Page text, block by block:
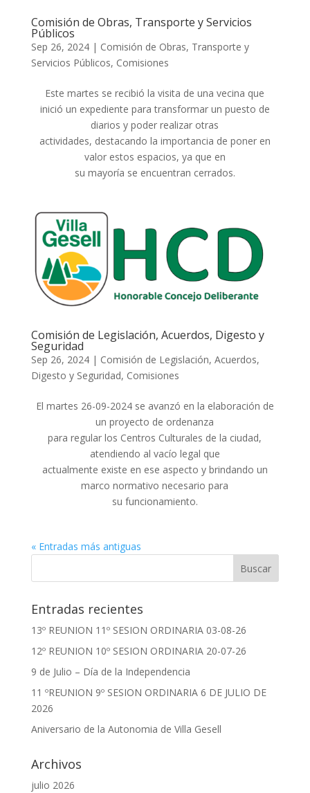
Comisión de Obras, Transporte y Servicios
Públicos
Sep 26, 2024| Comisión de Obras, Transporte y
Servicios Públicos, Comisiones
Este martes se recibió la visita de una vecina que
inició un expediente para transformar un puesto de
diarios y poder realizar otras
actividades, destacando la importancia de poner en
valor estos espacios, ya que en
su mayoría se encuentran cerrados.
Comisión de Legislación, Acuerdos, Digesto y
Seguridad
Sep 26, 2024| Comisión de Legislación, Acuerdos,
Digesto y Seguridad, Comisiones
El martes 26-09-2024 se avanzó en la elaboración de
un proyecto de ordenanza
para regular los Centros Culturales de la ciudad,
atendiendo al vacío legal que
actualmente existe en ese aspecto y brindando un
marco normativo necesario para
su funcionamiento.
« Entradas más antiguas
Entradas recientes
13º REUNION 11º SESION ORDINARIA 03-08-26
12º REUNION 10º SESION ORDINARIA 20-07-26
9 de Julio – Día de la Independencia
11 ºREUNION 9º SESION ORDINARIA 6 DE JULIO DE
2026
Aniversario de la Autonomia de Villa Gesell
Archivos
julio 2026